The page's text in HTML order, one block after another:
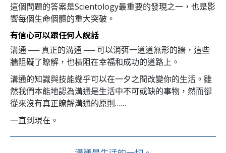
這個問題的答案是Scientology最重要的發現之一，也是影
響每個生命個體的重大突破。
有信心可以跟任何人說話
溝通 ── 真正的溝通 ── 可以消弭一道道無形的牆，這些
牆阻礙了瞭解，也橫阻在幸福和成功的道路上。
溝通的知識與技能幾乎可以在一夕之間改變你的生活。雖
然我們本能地認為溝通是生活中不可或缺的事物，然而卻
從來沒有真正瞭解溝通的原則……
一直到現在。